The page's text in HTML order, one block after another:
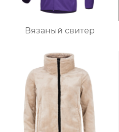
Вязаный свитер